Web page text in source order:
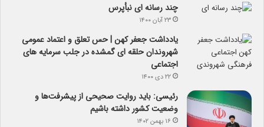
چند رسانه ای نبأپرس
۲۳ آبان ۱۴۰۰
یادداشت جعفر کهن | حس تعلق و اعتماد عمومی
شهروندان حلقه ای گمشده در جلب سرمایه های
اجتماعی
۲۲ دی ۱۴۰۰
رئیسی: باید روایت صحیحی از پیشرفت‌ها و
وضعیت کشور داشته باشیم
۱۶ بهمن ۱۴۰۲